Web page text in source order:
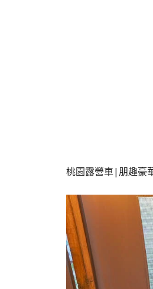
桃園露營車|朋趣豪